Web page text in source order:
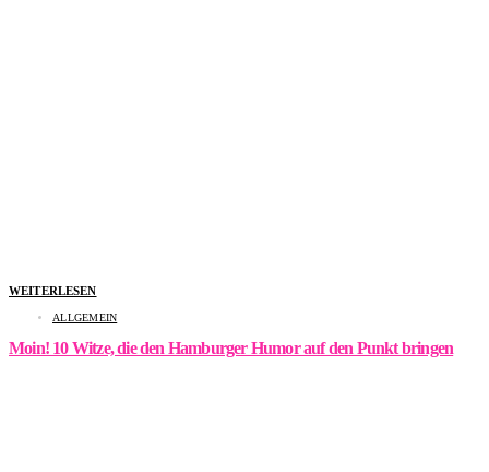
WEITERLESEN
ALLGEMEIN
Moin! 10 Witze, die den Hamburger Humor auf den Punkt bringen